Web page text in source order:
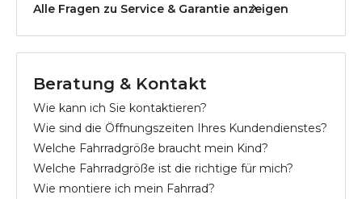
Alle Fragen zu Service & Garantie anzeigen
Beratung & Kontakt
Wie kann ich Sie kontaktieren?
Wie sind die Öffnungszeiten Ihres Kundendienstes?
Welche Fahrradgröße braucht mein Kind?
Welche Fahrradgröße ist die richtige für mich?
Wie montiere ich mein Fahrrad?